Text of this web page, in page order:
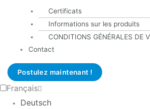
Certificats
Informations sur les produits
CONDITIONS GÉNÉRALES DE
Contact
Postulez maintenant !
Français
Deutsch
notre direction assume ses
Responsabilité de l'entreprise vis-à-vis
Comment nous nous comportons entre
collaborateurs et collègues
Responsabilité de l'entreprise vis-à-vis
prenantes et comportement que les
de nous,
comment nous traitons nos fournisseurs